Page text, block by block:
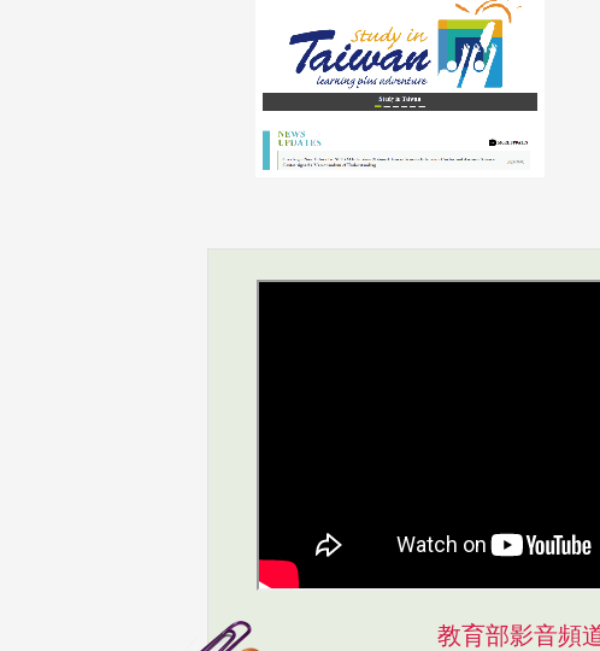
教育部影音頻